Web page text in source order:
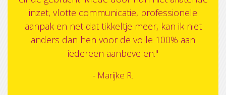
inzet, vlotte communicatie, professionele
aanpak en net dat tikkeltje meer, kan ik niet
anders dan hen voor de volle 100% aan
iedereen aanbevelen."
- Marijke R.